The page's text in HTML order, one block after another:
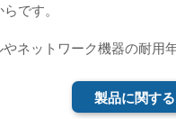
です。
ネットワーク機器の耐用
製品に関す